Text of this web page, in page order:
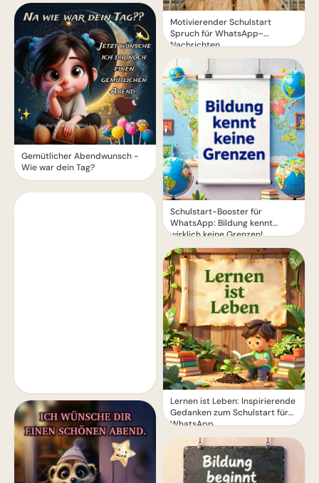
Gemütlicher Abendwunsch -
Wie war dein Tag?
Motivierender Schulstart
Spruch für WhatsApp-
Nachrichten
Schulstart-Booster für
WhatsApp: Bildung kennt
wirklich keine Grenzen!
Lernen ist Leben: Inspirierende
Gedanken zum Schulstart für
WhatsApp.